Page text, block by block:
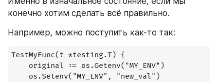
конечно хотим сделать всё правильно.
Например, можно поступить как-то так:
TestMyFunc(t *testing.T) {
    original := os.Getenv("MY_ENV")
    os.Setenv("MY_ENV", "new_val")